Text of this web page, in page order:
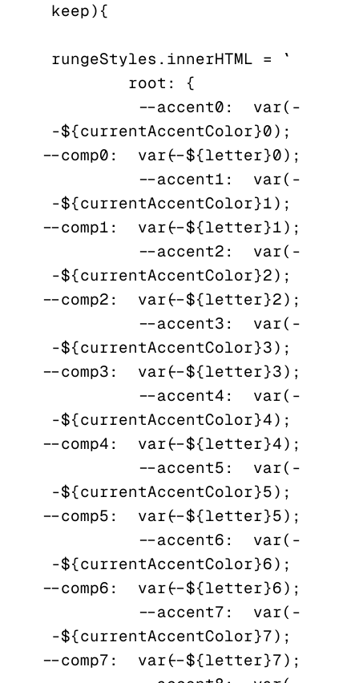
keep){
rungeStyles.innerHTML = `
          --accent0:  var(-
-${currentAccentColor}0);
--comp0:  var(--${letter}0);
          --accent1:  var(-
-${currentAccentColor}1);
--comp1:  var(--${letter}1);
          --accent2:  var(-
-${currentAccentColor}2);
--comp2:  var(--${letter}2);
          --accent3:  var(-
-${currentAccentColor}3);
--comp3:  var(--${letter}3);
          --accent4:  var(-
-${currentAccentColor}4);
--comp4:  var(--${letter}4);
          --accent5:  var(-
-${currentAccentColor}5);
--comp5:  var(--${letter}5);
          --accent6:  var(-
-${currentAccentColor}6);
--comp6:  var(--${letter}6);
          --accent7:  var(-
-${currentAccentColor}7);
--comp7:  var(--${letter}7);